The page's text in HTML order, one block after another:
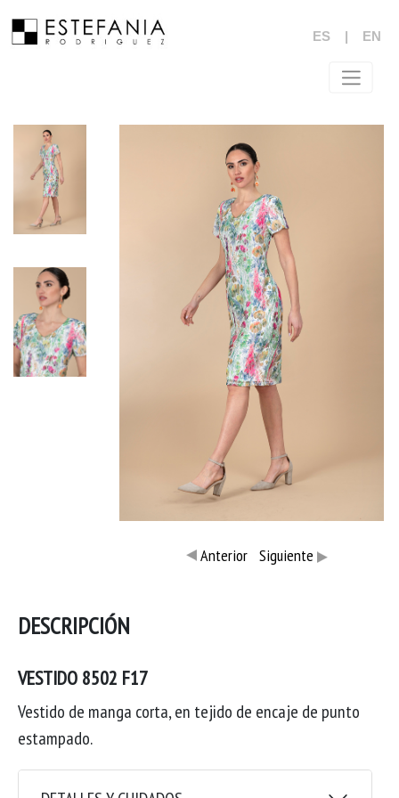
ES | EN
Anterior Siguiente
DESCRIPCIÓN
VESTIDO 8502 F17
Vestido de manga corta, en tejido de encaje de punto
estampado.